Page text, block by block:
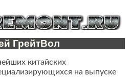
ГрейтВол
китайских
на выпуске